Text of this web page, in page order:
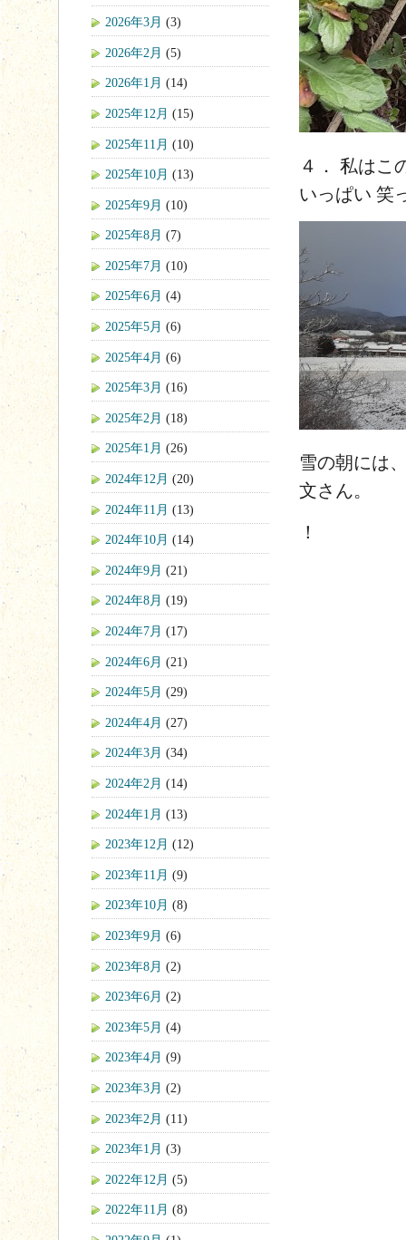
４． 私はこ
いっぱい 笑
雪の朝には
文さん。
！
2026年3月 (3)
2026年2月 (5)
2026年1月 (14)
2025年12月 (15)
2025年11月 (10)
2025年10月 (13)
2025年9月 (10)
2025年8月 (7)
2025年7月 (10)
2025年6月 (4)
2025年5月 (6)
2025年4月 (6)
2025年3月 (16)
2025年2月 (18)
2025年1月 (26)
2024年12月 (20)
2024年11月 (13)
2024年10月 (14)
2024年9月 (21)
2024年8月 (19)
2024年7月 (17)
2024年6月 (21)
2024年5月 (29)
2024年4月 (27)
2024年3月 (34)
2024年2月 (14)
2024年1月 (13)
2023年12月 (12)
2023年11月 (9)
2023年10月 (8)
2023年9月 (6)
2023年8月 (2)
2023年6月 (2)
2023年5月 (4)
2023年4月 (9)
2023年3月 (2)
2023年2月 (11)
2023年1月 (3)
2022年12月 (5)
2022年11月 (8)